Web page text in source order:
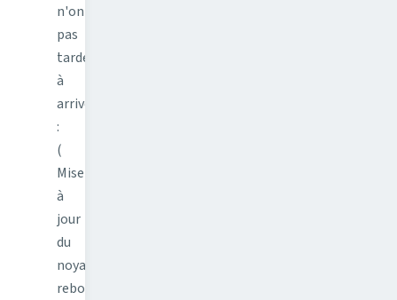
n'ont
pas
tardé
à
arriver
:
(
Mise
à
jour
du
noyau,
reboot.